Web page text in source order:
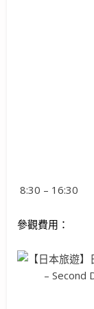
8:30 – 16:30
參觀費用：